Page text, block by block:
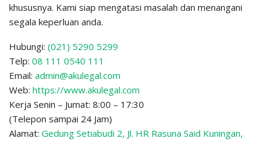
khususnya. Kami siap mengatasi masalah dan menangani
segala keperluan anda.
Hubungi: (021) 5290 5299
Telp: 08 111 0540 111
Email: admin@akulegal.com
Web: https://www.akulegal.com
Kerja Senin – Jumat: 8:00 – 17:30
(Telepon sampai 24 Jam)
Alamat: Gedung Setiabudi 2, Jl. HR Rasuna Said Kuningan,